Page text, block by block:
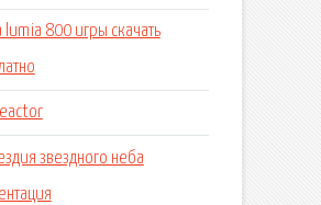
lumia 800 игры скачать
звездного неба